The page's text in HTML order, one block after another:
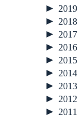
► 2019
► 2018
► 2017
► 2016
► 2015
► 2014
► 2013
► 2012
► 2011